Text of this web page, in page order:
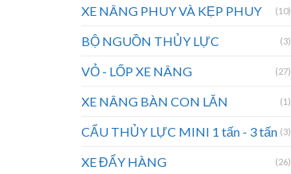
XE NÂNG PHUY VÀ KẸP PHUY (10)
BỘ NGUỒN THỦY LỰC (3)
VỎ - LỐP XE NÂNG (27)
XE NÂNG BÀN CON LĂN (1)
CẨU THỦY LỰC MINI 1 tấn - 3 tấn (3)
XE ĐẨY HÀNG (26)